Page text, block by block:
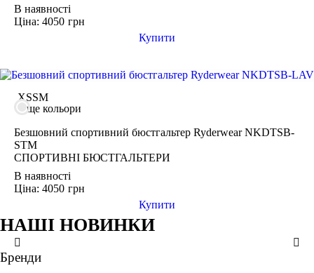
В наявності
грн
Ціна: 4050
Купити
XSSM
ще кольори
Безшовний спортивний бюстгальтер Ryderwear NKDTSB-
STM
СПОРТИВНІ БЮСТГАЛЬТЕРИ
В наявності
грн
Ціна: 4050
Купити
НАШІ НОВИНКИ
XSще кольори
XSще кольори
XSще кольори
XSще кольори
Бренди